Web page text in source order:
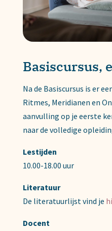
Basiscursus,
Na de Basiscursus is er
Ritmes, Meridianen en
aanvulling op je eerste
naar de volledige
Lestijden
10.00-18.00 uur
Literatuur
De literatuurlijst vind je
Docent